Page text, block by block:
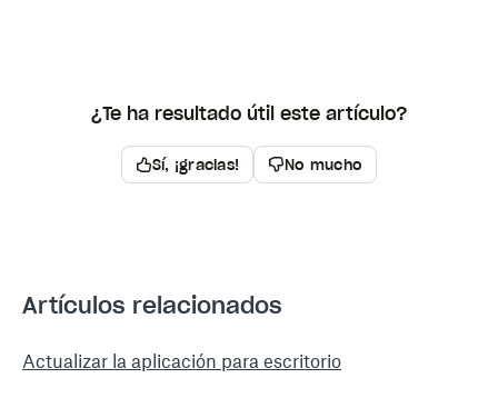
¿Te ha resultado útil este artículo?
Sí, ¡gracias! No mucho
Artículos relacionados
Actualizar la aplicación para escritorio